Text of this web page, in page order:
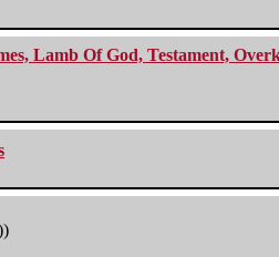
Lamb Of God, Testament,